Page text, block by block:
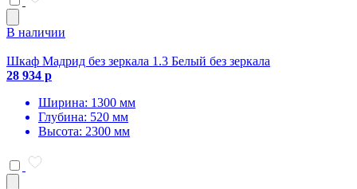
В наличии
Шкаф Мадрид без зеркала 1.3 Белый без зеркала
28 934 р
Ширина: 1300 мм
Глубина: 520 мм
Высота: 2300 мм